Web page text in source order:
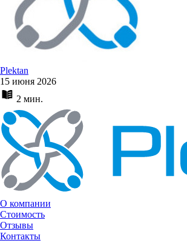
Plektan
15 июня 2026
2 мин.
О компании
Стоимость
Отзывы
Контакты